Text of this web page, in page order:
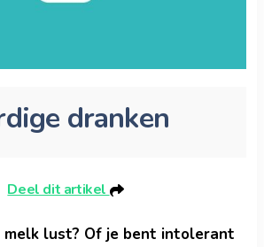
dranken
Deel dit artikel
lust? Of je bent intolerant